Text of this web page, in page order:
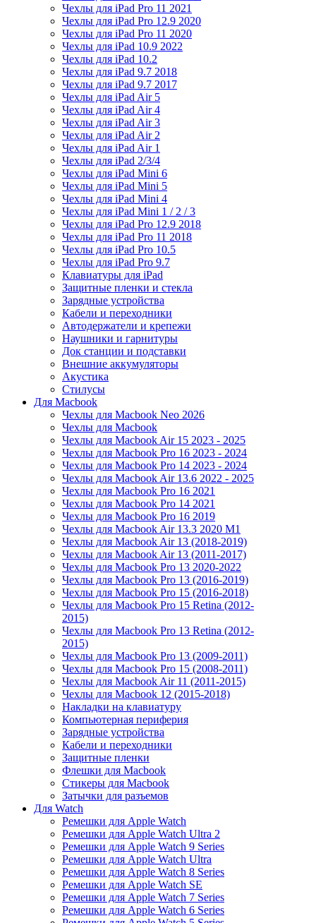
Чехлы для iPad Pro 11 2021
Чехлы для iPad Pro 12.9 2020
Чехлы для iPad Pro 11 2020
Чехлы для iPad 10.9 2022
Чехлы для iPad 10.2
Чехлы для iPad 9.7 2018
Чехлы для iPad 9.7 2017
Чехлы для iPad Air 5
Чехлы для iPad Air 4
Чехлы для iPad Air 3
Чехлы для iPad Air 2
Чехлы для iPad Air 1
Чехлы для iPad 2/3/4
Чехлы для iPad Mini 6
Чехлы для iPad Mini 5
Чехлы для iPad Mini 4
Чехлы для iPad Mini 1 / 2 / 3
Чехлы для iPad Pro 12.9 2018
Чехлы для iPad Pro 11 2018
Чехлы для iPad Pro 10.5
Чехлы для iPad Pro 9.7
Клавиатуры для iPad
Защитные пленки и стекла
Зарядные устройства
Кабели и переходники
Автодержатели и крепежи
Наушники и гарнитуры
Док станции и подставки
Внешние аккумуляторы
Акустика
Стилусы
Для Macbook
Чехлы для Macbook Neo 2026
Чехлы для Macbook
Чехлы для Macbook Air 15 2023 - 2025
Чехлы для Macbook Pro 16 2023 - 2024
Чехлы для Macbook Pro 14 2023 - 2024
Чехлы для Macbook Air 13.6 2022 - 2025
Чехлы для Macbook Pro 16 2021
Чехлы для Macbook Pro 14 2021
Чехлы для Macbook Pro 16 2019
Чехлы для Macbook Air 13.3 2020 M1
Чехлы для Macbook Air 13 (2018-2019)
Чехлы для Macbook Air 13 (2011-2017)
Чехлы для Macbook Pro 13 2020-2022
Чехлы для Macbook Pro 13 (2016-2019)
Чехлы для Macbook Pro 15 (2016-2018)
Чехлы для Macbook Pro 15 Retina (2012-
2015)
Чехлы для Macbook Pro 13 Retina (2012-
2015)
Чехлы для Macbook Pro 13 (2009-2011)
Чехлы для Macbook Pro 15 (2008-2011)
Чехлы для Macbook Air 11 (2011-2015)
Чехлы для Macbook 12 (2015-2018)
Накладки на клавиатуру
Компьютерная периферия
Зарядные устройства
Кабели и переходники
Защитные пленки
Флешки для Macbook
Стикеры для Macbook
Затычки для разъемов
Для Watch
Ремешки для Apple Watch
Ремешки для Apple Watch Ultra 2
Ремешки для Apple Watch 9 Series
Ремешки для Apple Watch Ultra
Ремешки для Apple Watch 8 Series
Ремешки для Apple Watch SE
Ремешки для Apple Watch 7 Series
Ремешки для Apple Watch 6 Series